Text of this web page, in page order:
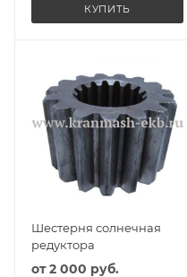
КУПИТЬ
Шестерня солнечная
редуктора
от2 000 руб.